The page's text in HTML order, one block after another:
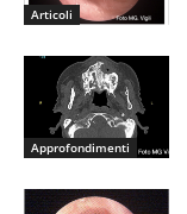
Articoli
Approfondimenti